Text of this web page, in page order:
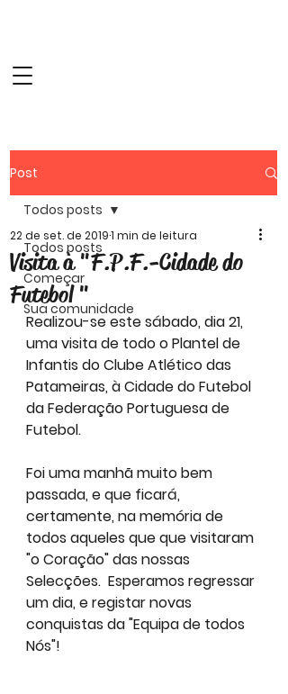
Post
Todos posts
Começar
Sua comunidade
Todos posts
Visita à "F.P.F.-Cidade do
Futebol "
22 de set. de 20191 min de leitura
Realizou-se este sábado, dia 21,
uma visita de todo o Plantel de
Infantis do Clube Atlético das
Patameiras, à Cidade do Futebol
da Federação Portuguesa de
Futebol.
Foi uma manhã muito bem
passada, e que ficará,
certamente, na memória de
todos aqueles que que visitaram
"o Coração" das nossas
Selecções.  Esperamos regressar
um dia, e registar novas
conquistas da "Equipa de todos
Nós"!